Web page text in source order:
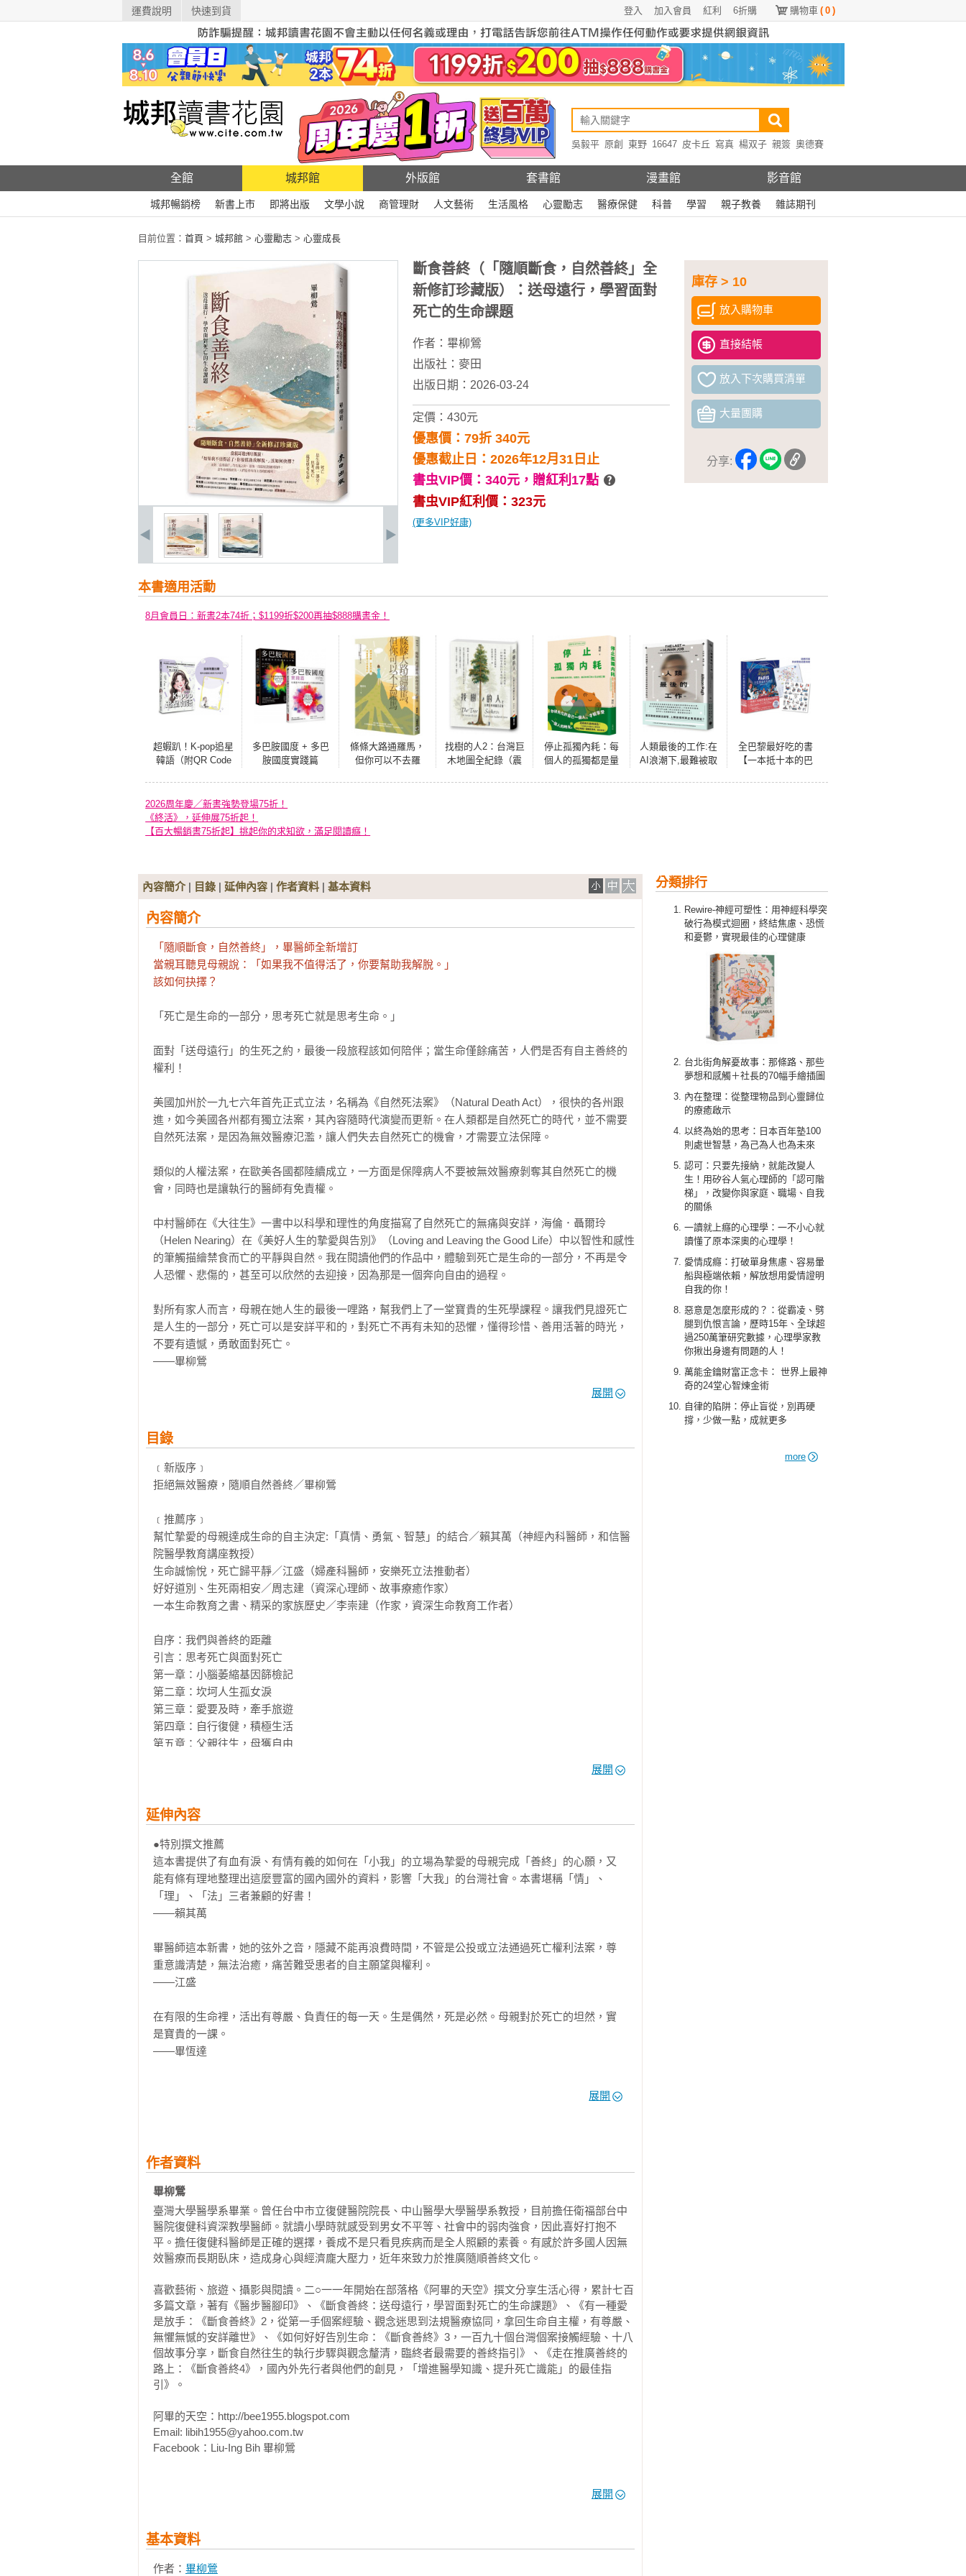
運費說明 快速到貨 購物車 ( 0 )
6折購
紅利
加入會員
登入
吳毅平 原創 東野 16647 皮卡丘 寫真 楊双子 親簽 奧德賽
全館 城邦館 外版館 套書館 漫畫館 影音館
城邦暢銷榜 新書上市 即將出版 文學小說 商管理財 人文藝術 生活風格 心靈勵志 醫療保健 科普 學習 親子教養 雜誌期刊
目前位置： 首頁 > 城邦館 > 心靈勵志 > 心靈成長
庫存 > 10
放入購物車
直接結帳
放入下次購買清單
大量團購
分享:
斷食善終（「隨順斷食，自然善終」全
新修訂珍藏版）：送母遠行，學習面對
死亡的生命課題
作者： 畢柳鶯
出版社： 麥田
出版日期：2026-03-24
定價：430元
優惠價：79折 340元
優惠截止日：2026年12月31日止
書虫VIP價：340元， 贈紅利17點
書虫VIP紅利價：323元
(更多VIP好康)
本書適用活動
8月會員日：新書2本74折；$1199折$200再抽$888購書金！
超蝦趴！K-pop追星
韓語（附QR Code
萬次都想大尖叫透
卡）
多巴胺國度 + 多巴
胺國度實踐篇
條條大路通羅馬，
但你可以不去羅
找樹的人2：台灣巨
木地圖全紀錄（震
停止孤獨內耗：每
個人的孤獨都是量
人類最後的工作:在
AI浪潮下,最難被取
全巴黎最好吃的書
【一本抵十本的巴
2026周年慶／新書強勢登場75折！
《終活》，延伸展75折起！
【百大暢銷書75折起】挑起你的求知欲，滿足閱讀癮！
分類排行
Rewire-神經可塑性：用神經科學突
破行為模式迴圈，終結焦慮、恐慌
和憂鬱，實現最佳的心理健康
台北街角解憂故事：那條路、那些
夢想和感觸＋社長的70幅手繪插圖
內在整理：從整理物品到心靈歸位
的療癒啟示
以終為始的思考：日本百年塾100
則處世智慧，為己為人也為未來
認可：只要先接納，就能改變人
生！用矽谷人氣心理師的「認可階
梯」，改變你與家庭、職場、自我
的關係
一讀就上癮的心理學：一不小心就
讀懂了原本深奧的心理學！
愛情成癮：打破單身焦慮、容易暈
船與極端依賴，解放想用愛情證明
自我的你！
惡意是怎麼形成的？：從霸凌、劈
腿到仇恨言論，歷時15年、全球超
過250萬筆研究數據，心理學家教
你揪出身邊有問題的人！
萬能金鑰財富正念卡： 世界上最神
奇的24堂心智煉金術
自律的陷阱：停止盲從，別再硬
撐，少做一點，成就更多
more
內容簡介| 目錄 | 延伸內容 | 作者資料 | 基本資料
內容簡介
「隨順斷食，自然善終」，畢醫師全新增訂
當親耳聽見母親說：「如果我不值得活了，你要幫助我解脫。」
該如何抉擇？
「死亡是生命的一部分，思考死亡就是思考生命。」
面對「送母遠行」的生死之約，最後一段旅程該如何陪伴；當生命僅餘痛苦，人們是否有自主善終的
權利！
美國加州於一九七六年首先正式立法，名稱為《自然死法案》（Natural Death Act），很快的各州跟
進，如今美國各州都有獨立法案，其內容隨時代演變而更新。在人類都是自然死亡的時代，並不需要
自然死法案，是因為無效醫療氾濫，讓人們失去自然死亡的機會，才需要立法保障。
類似的人權法案，在歐美各國都陸續成立，一方面是保障病人不要被無效醫療剝奪其自然死亡的機
會，同時也是讓執行的醫師有免責權。
中村醫師在《大往生》一書中以科學和理性的角度描寫了自然死亡的無痛與安詳，海倫．聶爾玲
（Helen Nearing）在《美好人生的摯愛與告別》（Loving and Leaving the Good Life）中以智性和感性
的筆觸描繪禁食而亡的平靜與自然。我在閱讀他們的作品中，體驗到死亡是生命的一部分，不再是令
人恐懼、悲傷的，甚至可以欣然的去迎接，因為那是一個奔向自由的過程。
對所有家人而言，母親在她人生的最後一哩路，幫我們上了一堂寶貴的生死學課程。讓我們見證死亡
是人生的一部分，死亡可以是安詳平和的，對死亡不再有未知的恐懼，懂得珍惜、善用活著的時光，
不要有遺憾，勇敢面對死亡。
——畢柳鶯
李崇建（作家，資深生命教育工作者）
周志建（資深心理師，故事療癒作家）
常佑康（台北慈濟醫院預立醫療照護諮商門診醫師）
畢恆達（臺灣大學建築與城鄉研究所退休教授）
譚敦慈（臨床毒物科護理師）
蘇絢慧（諮商心理師）
（依姓氏筆劃排序）
●關於本書
藉著我的筆，母親繼續精采的活著。
母親擅長瑜珈，在家積極復健，於八十三歲時惡化到日常生活完全無法自理、不會翻身、進食容易嗆
咳的地步。因為生命失去了意義，每日要忍受各種痛苦與不便，病情只會更急遽惡化，選擇斷食自主
善終。經過三星期的漸進式斷食後，在家人的陪伴中安詳往生。我帶著忐忑的心情陪伴、照護……
——畢柳鶯
行醫超過四十年的畢柳鶯醫師，親耳聽母親說：當我不值得活了，你要幫助我解脫。
天，畢柳鶯帶著行李，從台中自宅前往一小時車程的台北娘家，赴一個最遙遠的生死之約。六十五歲
這是母親教導她的最後一堂生死課。
現代社會有許多意外、疾病以及醫療的介入造成越來越多的人失去意識、重度癱瘓、依賴維生系統而
沒有意義的歹活著。當生命僅餘痛苦，不再有樂趣，且造成家人和社會的重大負擔時，人們是否有自
主善終的權利？
書寫此書的目的，是分享母親積極面對疾病的樂觀與毅力、豁達面對死亡的勇氣與智慧、斷食善終的
過程以及家人支持的重要。斷食善終是沒有辦法中的辦法，凸顯尊嚴善終法立法的迫切性。……希望
喚起更多民眾的注意，平時就討論死亡議題，為善終作準備。並督促政府以及醫界順應民意及世界潮
全書從畢柳鶯醫師母親的身世、母親家族遺傳的小腦萎縮症，到母親如何勇敢面對死亡；也從如何幫
助母親斷食想法的由來、陪伴母親斷食善終的歷程，到探討台灣現階段有關善終議題的現況以及可以
展開
目錄
﹝新版序﹞
拒絕無效醫療，隨順自然善終／畢柳鶯
﹝推薦序﹞
幫忙摯愛的母親達成生命的自主決定:「真情、勇氣、智慧」的結合／賴其萬（神經內科醫師，和信醫
院醫學教育講座教授）
生命誠愉悅，死亡歸平靜／江盛（婦產科醫師，安樂死立法推動者）
好好道別、生死兩相安／周志建（資深心理師、故事療癒作家）
一本生命教育之書、精采的家族歷史／李崇建（作家，資深生命教育工作者）
自序：我們與善終的距離
引言：思考死亡與面對死亡
第一章：小腦萎縮基因篩檢記
第二章：坎坷人生孤女淚
第三章：愛要及時，牽手旅遊
第四章：自行復健，積極生活
第五章：父親往生，母獲自由
第九章：斷食過程
第十一章：三個葬禮，三樣情
第十二章：拔管善終的意外之旅
第十三章：善終權利立法之進展
第十四章：不得安樂死的自力救濟
最寶貴的一課：母親對於死亡的坦然／作者弟弟 畢恆達（國立臺灣大學建築與城鄉研究所退休教授）
生與死的難題／作者先生 黃東曙（博生婦產科診所醫師）
母親與我們
附錄：
壹、讀者的迴響與疑問
貳、「在宅善終友善團隊」居家護理所推薦
展開
延伸內容
●特別撰文推薦
這本書提供了有血有淚、有情有義的如何在「小我」的立場為摯愛的母親完成「善終」的心願，又
能有條有理地整理出這麼豐富的國內國外的資料，影響「大我」的台灣社會。本書堪稱「情」、
「理」、「法」三者兼顧的好書！
——賴其萬
畢醫師這本新書，她的弦外之音，隱藏不能再浪費時間，不管是公投或立法通過死亡權利法案，尊
重意識清楚，無法治癒，痛苦難受患者的自主願望與權利。
——江盛
在有限的生命裡，活出有尊嚴、負責任的每一天。生是偶然，死是必然。母親對於死亡的坦然，實
是寶貴的一課。
——畢恆達
這是一本生命教育之書，也是精采的家族歷史，從個人的生命遭遇，關注個人的生命史，充滿人性
的關懷，將生命視為整體，充滿療癒的能量。對於台灣社會，對於生命的眼光，都是一本重要的
書。
——李崇建
展開
作者資料
畢柳鶯
臺灣大學醫學系畢業。曾任台中市立復健醫院院長、中山醫學大學醫學系教授，目前擔任衛福部台中
醫院復健科資深教學醫師。就讀小學時就感受到男女不平等、社會中的弱肉強食，因此喜好打抱不
平。擔任復健科醫師是正確的選擇，養成不是只看見疾病而是全人照顧的素養。有感於許多國人因無
效醫療而長期臥床，造成身心與經濟龐大壓力，近年來致力於推廣隨順善終文化。
喜歡藝術、旅遊、攝影與閱讀。二○一一年開始在部落格《阿畢的天空》撰文分享生活心得，累計七百
多篇文章，著有《醫步醫腳印》、《斷食善終：送母遠行，學習面對死亡的生命課題》、《有一種愛
是放手：《斷食善終》2，從第一手個案經驗、觀念迷思到法規醫療協同，拿回生命自主權，有尊嚴、
無懼無憾的安詳離世》、《如何好好告別生命：《斷食善終》3，一百九十個台灣個案接觸經驗、十八
個故事分享，斷食自然往生的執行步驟與觀念釐清，臨終者最需要的善終指引》、《走在推廣善終的
路上：《斷食善終4》，國內外先行者與他們的創見，「增進醫學知識、提升死亡識能」的最佳指
引》。
阿畢的天空：http://bee1955.blogspot.com
Email: libih1955@yahoo.com.tw
Facebook：Liu-Ing Bih 畢柳鶯
的最佳指引（《斷食善終4》）》《如何好好告別生命：《斷食善終》3，一百九十個台灣個案接觸經
嚴、無懼無憾的安詳離世》《斷食善終——送母遠行，學習面對死亡的生命課題》
展開
基本資料
作者： 畢柳鶯